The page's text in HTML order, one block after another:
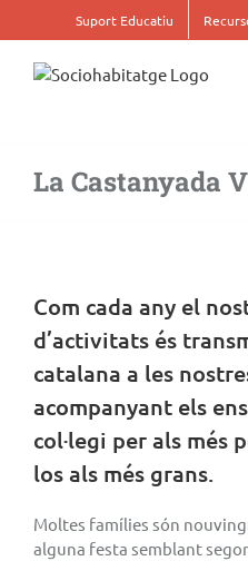
to
content
Suport Educatiu
La Castanyada
Com cada any el
d’activitats és
catalana a les
acompanyant els
col·legi per als més
los als més grans.
Moltes famílies són
alguna festa semblant